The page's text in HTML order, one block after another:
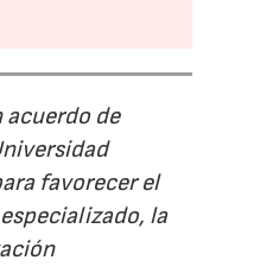
acuerdo de
favorecer el
la